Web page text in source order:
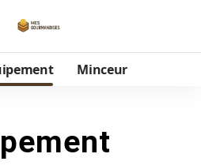
Minceur